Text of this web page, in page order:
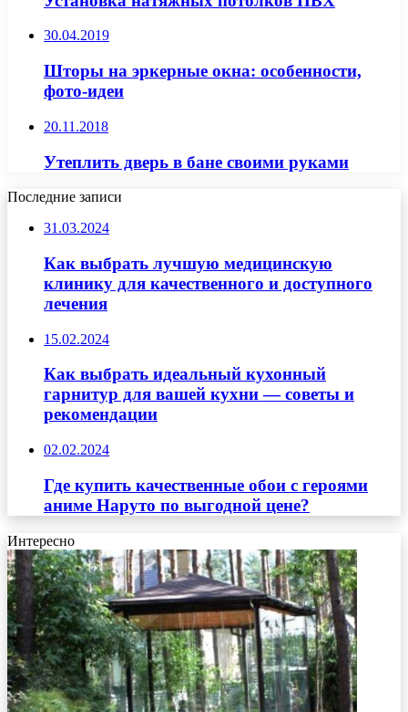
30.04.2019
Шторы на эркерные окна: особенности,
фото-идеи
20.11.2018
Утеплить дверь в бане своими руками
Последние записи
31.03.2024
Как выбрать лучшую медицинскую
клинику для качественного и доступного
лечения
15.02.2024
Как выбрать идеальный кухонный
гарнитур для вашей кухни — советы и
рекомендации
02.02.2024
Где купить качественные обои с героями
аниме Наруто по выгодной цене?
Интересно